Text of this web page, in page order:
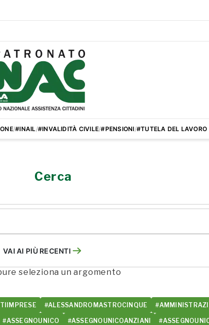
/#INAIL/#INVALIDITÀ CIVILE/#PENSIONI/#TUTELA DEL LAVORO
Cerca
VAI AI PIÙ RECENTI
seleziona un argomento
#ALESSANDROMASTROCINQUE
#ASSEGNOUNICO #ASSEGNOUNICOANZIANI